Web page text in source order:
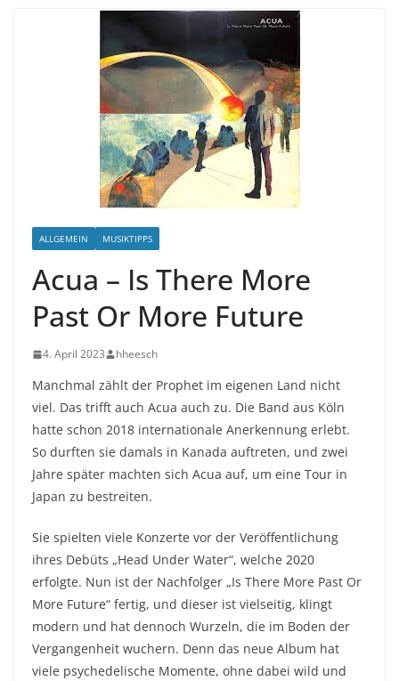
ALLGEMEIN MUSIKTIPPS
Acua – Is There More
Past Or More Future
4. April 2023 hheesch
Manchmal zählt der Prophet im eigenen Land nicht
viel. Das trifft auch Acua auch zu. Die Band aus Köln
hatte schon 2018 internationale Anerkennung erlebt.
So durften sie damals in Kanada auftreten, und zwei
Jahre später machten sich Acua auf, um eine Tour in
Japan zu bestreiten.
Sie spielten viele Konzerte vor der Veröffentlichung
ihres Debüts „Head Under Water“, welche 2020
erfolgte. Nun ist der Nachfolger „Is There More Past Or
More Future“ fertig, und dieser ist vielseitig, klingt
modern und hat dennoch Wurzeln, die im Boden der
Vergangenheit wuchern. Denn das neue Album hat
viele psychedelische Momente, ohne dabei wild und